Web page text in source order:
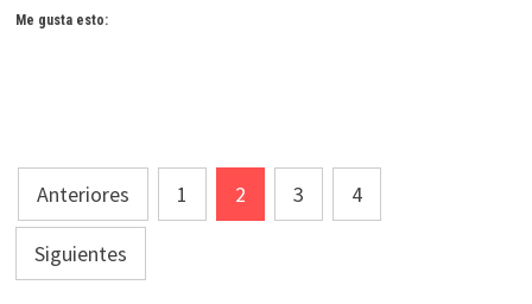
Me gusta esto:
Paginación
de
entradas
Anteriores 1 2 3 4
Siguientes